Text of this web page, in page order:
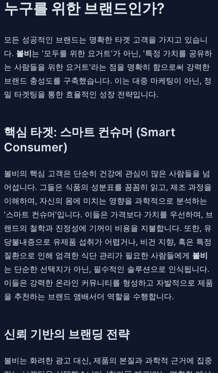
누구를 위한 브랜드인가?
모든 성공적인 브랜드는 명확한 타겟 고객을 가지고 있습니
다. 볼비는 '모두를 위한 요거트'가 아닌, '특정 가치를 공유하
는 사람들을 위한 요거트'라는 점을 명확히 함으로써 강력한
브랜드 충성도를 구축했습니다. 이는 대중 마케팅이 아닌, 정
밀 타겟팅을 통한 효율적인 성장 전략입니다.
핵심 타겟: 스마트 컨슈머 (Smart
Consumer)
볼비의 핵심 고객은 단순히 건강에 관심이 많은 사람들을 넘
어섭니다. 그들은 식품의 성분표를 꼼꼼히 읽고, 제조 과정을
이해하며, 자신의 몸에 미치는 영향을 과학적으로 분석하는
'스마트 컨슈머'입니다. 이들은 가격보다 가치를 우선하며, 브
랜드의 철학과 진정성에 기꺼이 비용을 지불합니다. 또한, 유
당불내증으로 유제품 섭취가 어렵거나, 비건 지향, 혹은 특정
질환으로 인해 엄격한 식단 관리가 필요한 사람들에게 볼비
는 단순한 선택지가 아닌, 필수적인 솔루션으로 인식됩니다.
이들은 강력한 온라인 커뮤니티를 형성하고 자발적으로 제품
을 추천하는 브랜드 앰배서더 역할을 수행합니다.
신뢰 기반의 브랜딩 전략
볼비는 화려한 광고 대신, 제품의 본질과 과학적 근거에 집중